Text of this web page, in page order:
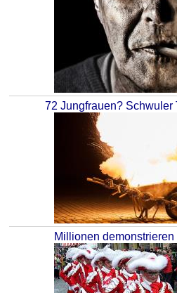
72 Jungfrauen? Schwuler
Millionen